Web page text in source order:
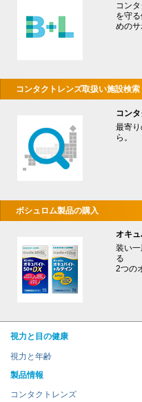
コン
を守
めのサ
コンタクトレンズ取扱い施設検索
コン
最寄
ら。
ボシュロム製品の購入
オキュ
装い
る
2つの
視力と目の健康
視力と年齢
製品情報
コンタクトレンズ